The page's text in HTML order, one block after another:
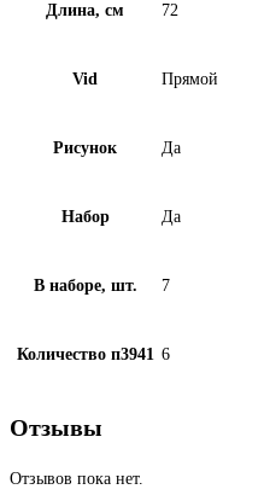
Длина, см 72
Vid Прямой
Рисунок Да
Набор Да
В наборе, шт. 7
Количество п3941 6
Отзывы
Отзывов пока нет.